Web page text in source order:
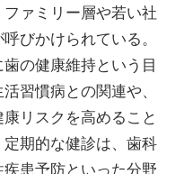
ァミリー層や若い社
びかけられている。
の健康維持という目
習慣病との関連や、
リスクを高めること
期的な健診は、歯科